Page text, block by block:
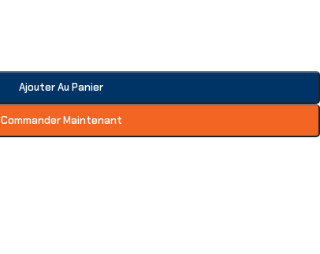
Ajouter Au Panier
Commander Maintenant